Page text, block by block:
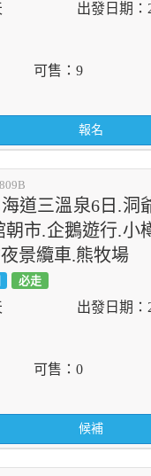
可售 9
報名
道三溫泉6日.洞
朝市.企鵝遊行.小
景纜車.熊牧場
必走
可售 0
候補